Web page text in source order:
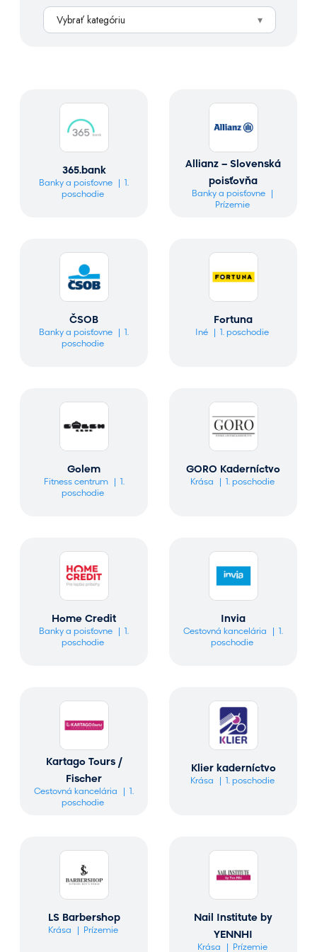
h
ľ
Vybrať kategóriu
365.bank
Banky a poisťovne
1.
poschodie
Allianz – Slovenská
poisťovňa
Banky a poisťovne
Prízemie
ČSOB
Banky a poisťovne
1.
poschodie
Fortuna
Iné 1. poschodie
Golem
Fitness centrum
1.
poschodie
GORO Kaderníctvo
Krása 1. poschodie
Home Credit
Banky a poisťovne
1.
poschodie
Invia
Cestovná kancelária
1.
poschodie
Kartago Tours /
Fischer
Cestovná kancelária
1.
poschodie
Klier kaderníctvo
Krása 1. poschodie
LS Barbershop
Krása Prízemie
Nail Institute by
YENNHI
Krása Prízemie